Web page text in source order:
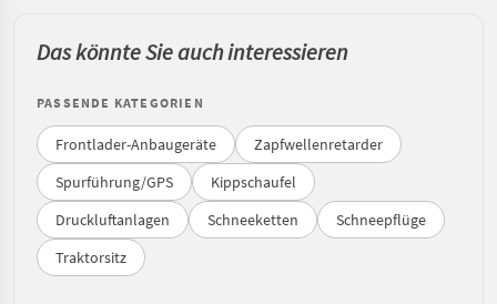
Das könnte Sie auch interessieren
PASSENDE KATEGORIEN
Frontlader-Anbaugeräte
Zapfwellenretarder
Spurführung/GPS
Kippschaufel
Druckluftanlagen
Schneeketten
Schneepflüge
Traktorsitz